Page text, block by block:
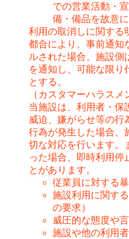
での営業活動・
備・備品を故意
利用の取消しに関する
都合により、事前通知
ルされた場合、施設側
を通知し、可能な限り
とする。
（カスタマーハラスメ
当施設は、利用者・保
威迫、嫌がらせ等の行
行為が発生した場合、
切な対応を行います。
った場合、即時利用停
とがあります。
従業員に対する
施設利用に関す
の要求）
威圧的な態度や
施設や他の利用